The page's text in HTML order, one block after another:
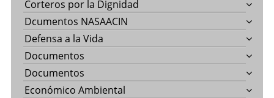
Corteros por la Dignidad
Dcumentos NASAACIN
Defensa a la Vida
Documentos
Documentos
Económico Ambiental